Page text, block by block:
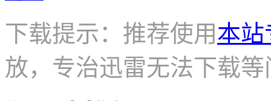
下载提示：推荐使用本站
放，专治迅雷无法下载等